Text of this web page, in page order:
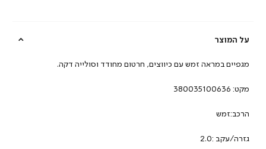
על המוצר
מגפיים במראה זמש עם כיווצים, חרטום מחודד וסולייה דקה.
מקט: 380035100636
הרכב:זמש
גזרה/עקב :2.0